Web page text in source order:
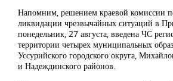
Напомним, решением краевой комиссии
ликвидации чрезвычайных ситуаций в
понедельник, 27 августа, введена ЧС
территории четырех муниципальных
Уссурийского городского округа,
и Надеждинского районов.